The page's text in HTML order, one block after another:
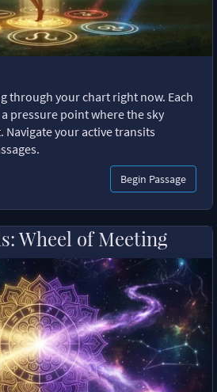
through your chart right now. Each
pressure point where the sky
your active transits
Begin Passage
Wheel of Meeting